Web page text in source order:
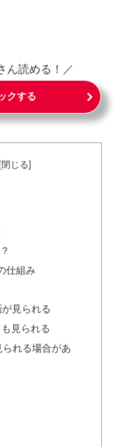
ん読める！／
クする
仕組み
見られる
見られる
れる場合があ